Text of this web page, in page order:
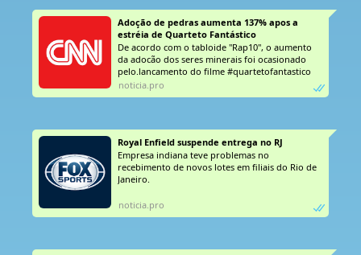
Adoção de pedras aumenta 137% apos a
estréia de Quarteto Fantástico
De acordo com o tabloide "Rap10", o aumento
da adocão dos seres minerais foi ocasionado
pelo.lancamento do filme #quartetofantastico
noticia.pro
Royal Enfield suspende entrega no RJ
Empresa indiana teve problemas no
recebimento de novos lotes em filiais do Rio de
Janeiro.
noticia.pro